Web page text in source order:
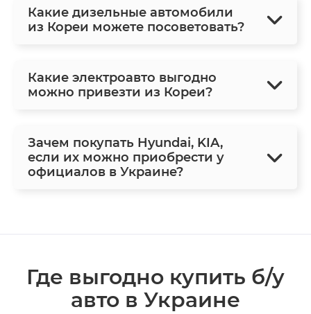
Какие дизельные автомобили
из Кореи можете посоветовать?
Какие электроавто выгодно
можно привезти из Кореи?
Зачем покупать Hyundai, KIA,
если их можно приобрести у
официалов в Украине?
Где выгодно купить б/у
авто в Украине